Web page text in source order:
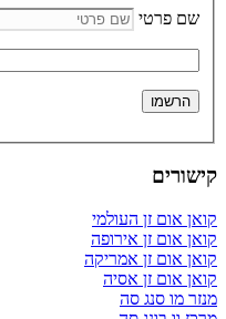
שם פרטי
קישורים
קואן אום זן העולמי
קואן אום זן אירופה
קואן אום זן אמריקה
קואן אום זן אסיה
מנזר מו סנג סה